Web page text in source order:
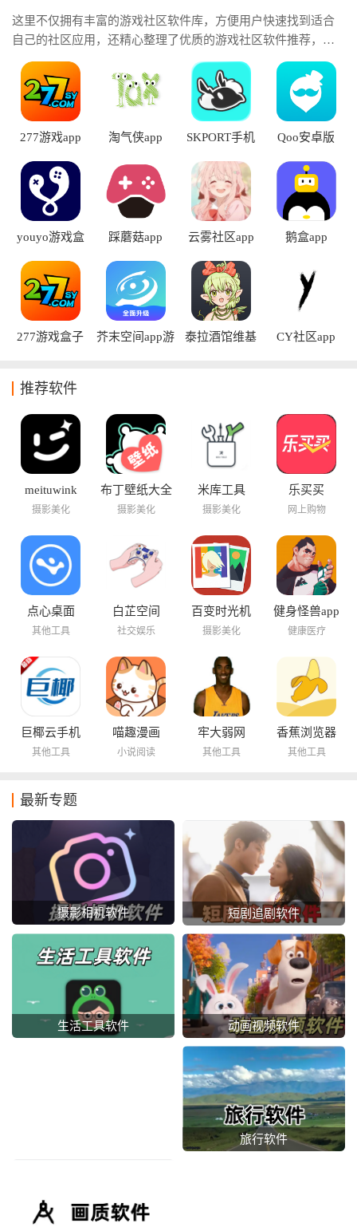
这里不仅拥有丰富的游戏社区软件库，方便用户快速找到适合
自己的社区应用，还精心整理了优质的游戏社区软件推荐，帮
助玩家发现活跃度高、内容丰富、体验出色的平台。游戏社区
平台中结识志同道和的玩家，分享游戏心得，获取最新资讯，
享受更加精彩的游戏社交体验。
277游戏app 淘气侠app
SKPORT手机
Qoo安卓版
youyo游戏盒
踩蘑菇app 云雾社区app 鹅盒app
277游戏盒子
芥末空间app游
泰拉酒馆维基
CY社区app
推荐软件
meituwink
摄影美化
布丁壁纸大全
摄影美化
米库工具
摄影美化
乐买买
网上购物
点心桌面
其他工具
白芷空间
社交娱乐
百变时光机
摄影美化
健身怪兽app
健康医疗
巨椰云手机
其他工具
喵趣漫画
小说阅读
牢大弱网
其他工具
香蕉浏览器
其他工具
最新专题
摄影相机软件 短剧追剧软件
生活工具软件 动画视频软件
旅行软件